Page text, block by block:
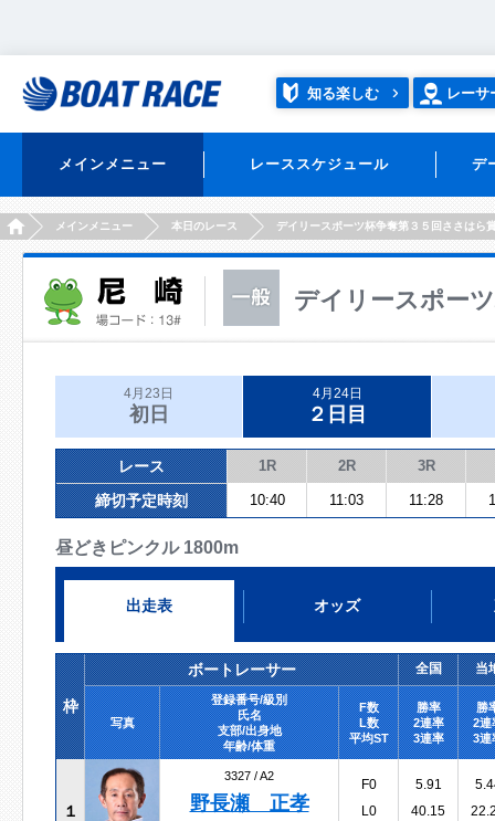
知る楽しむ レーサ
メインメニュー レーススケジュール デ
HOMEメインメニュー 本日のレース デイリースポーツ杯争奪第３５回ささはら
デイリースポー
4月23日
初日
4月24日
２日目
レース 1R 2R 3R
締切予定時刻 10:40 11:03 11:28
昼どきピンクル 1800m
出走表 オッズ
枠
ボートレーサー 全国 当
写真
登録番号/級別
氏名
支部/出身地
年齢/体重
F数
L数
平均ST
勝率
2連率
3連率
勝
2連
3連
１
3327 /A2
野長瀬 正孝
F0
L0
5.91
40.15